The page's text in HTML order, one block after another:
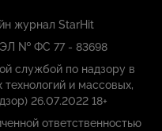
журнал StarHit
ЭЛ № ФС 77 - 83698
службой по надзору в
и массовых,
26.07.2022 18+
ответственностью